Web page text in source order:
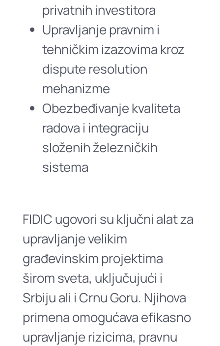
privatnih investitora
Upravljanje pravnim i
tehničkim izazovima kroz
dispute resolution
mehanizme
Obezbeđivanje kvaliteta
radova i integraciju
složenih železničkih
sistema
FIDIC ugovori su ključni alat za
upravljanje velikim
građevinskim projektima
širom sveta, uključujući i
Srbiju ali i Crnu Goru. Njihova
primena omogućava efikasno
upravljanje rizicima, pravnu